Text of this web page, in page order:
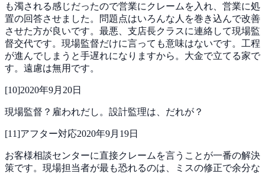
も濁される感じだったので営業にクレームを入れ、営業に処
置の回答させました。問題点はいろんな人を巻き込んで改善
させた方が良いです。最悪、支店長クラスに連絡して現場監
督交代です。現場監督だけに言っても意味はないです。工程
が進んでしまうと手遅れになりますから。大金で立てる家で
す。遠慮は無用です。
[10]2020年9月20日
現場監督？雇われだし。設計監理は、だれが？
[11]アフター対応2020年9月19日
お客様相談センターに直接クレームを言うことが一番の解決
策です。現場担当者が最も恐れるのは、ミスの修正で余分な